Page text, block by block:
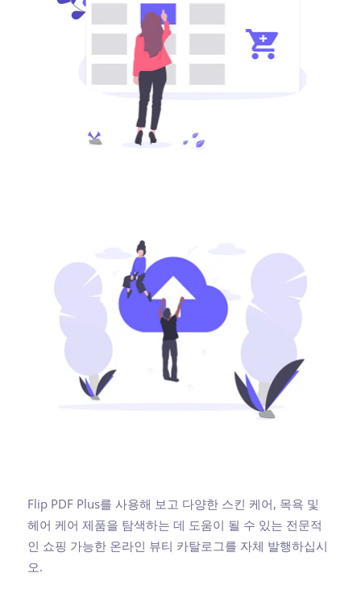
Flip PDF Plus를 사용해 보고 다양한 스킨 케어, 목욕 및
헤어 케어 제품을 탐색하는 데 도움이 될 수 있는 전문적
인 쇼핑 가능한 온라인 뷰티 카탈로그를 자체 발행하십시
오.